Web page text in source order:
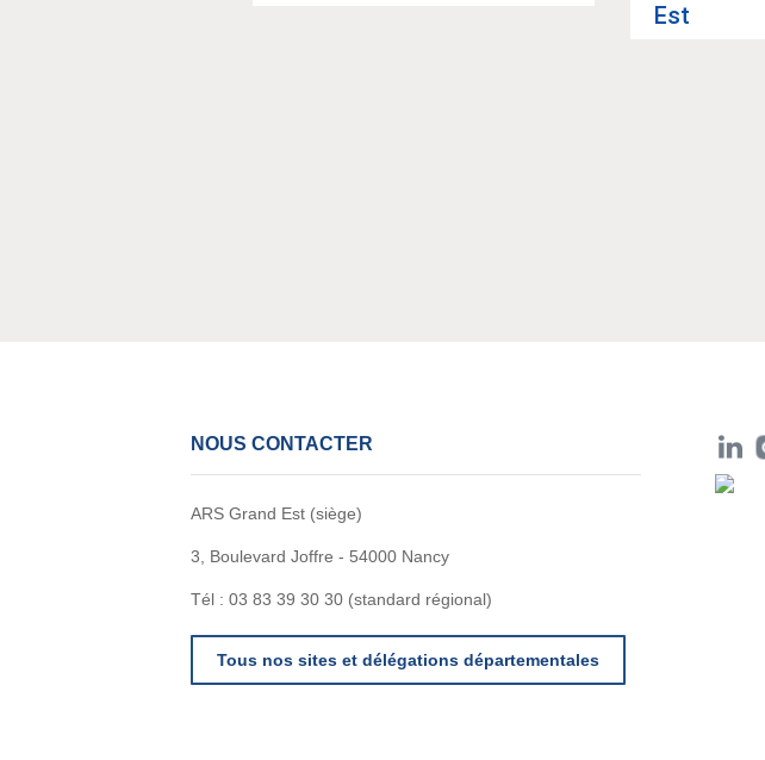
Est
NOUS CONTACTER
ARS Grand Est (siège)
3, Boulevard Joffre - 54000 Nancy
Tél : 03 83 39 30 30 (standard régional)
Tous nos sites et délégations départementales